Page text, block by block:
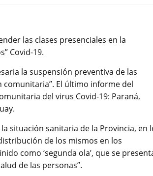
las clases presenciales en la
Covid-19.
la suspensión preventiva de las
El último informe del
del virus Covid-19: Paraná,
situación sanitaria de la Provincia, en
de los mismos en los
como ‘segunda ola’, que se
de las personas”.